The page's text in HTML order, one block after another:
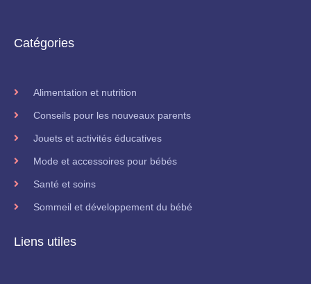
Catégories
Alimentation et nutrition
Conseils pour les nouveaux parents
Jouets et activités éducatives
Mode et accessoires pour bébés
Santé et soins
Sommeil et développement du bébé
Liens utiles